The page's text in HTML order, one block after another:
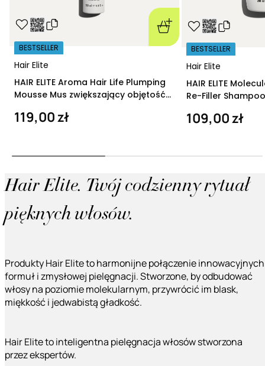
Hair Elite
BESTSELLER
HAIR ELITE Aroma Hair Life Plumping
Mousse Mus zwiększający objętość
119,00 zł
Hair Elite
BESTSELLER
HAIR ELITE
Re-Filler
109,00 zł
Hair Elite. Twój codzienny rytuał
pięknych włosów.
Produkty Hair Elite to harmonijne połączenie innowacyjnych
formuł i zmysłowej pielęgnacji. Stworzone, by odbudować
włosy na poziomie molekularnym, przywrócić im blask,
miękkość i jedwabistą gładkość.
Hair Elite to inteligentna pielęgnacja włosów stworzona
przez ekspertów.